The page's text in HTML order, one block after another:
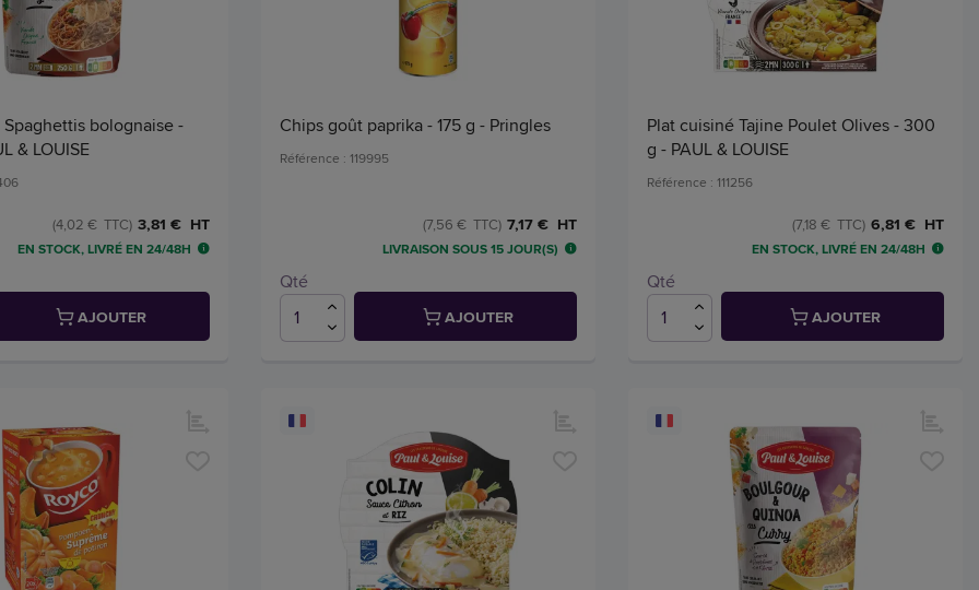
bolognaise -
& LOUISE
3,81 € HT
(4,02 € TTC)
EN STOCK, LIVRÉ EN 24/48H
AJOUTER
Chips goût paprika - 175 g - Pringles
Référence : 119995
7,17 € HT
(7,56 € TTC)
LIVRAISON SOUS 15 JOUR(S)
Qté
AJOUTER
Plat cuisiné Tajine Poulet Olives - 300
g - PAUL & LOUISE
Référence : 111256
6,81 € HT
(7,18 € TTC)
EN STOCK, LIVRÉ EN 24/48H
Qté
AJOUTER